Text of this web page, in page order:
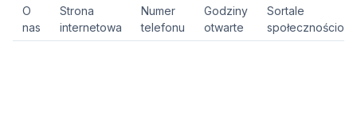
O
nas
Strona
internetowa
Numer
telefonu
Godziny
otwarte
Sortale